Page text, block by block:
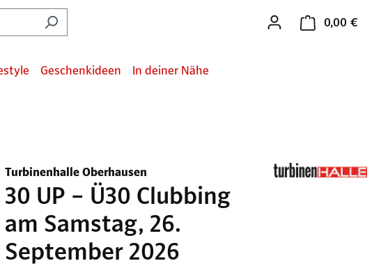
0,00 €
Geschenkideen In deiner Nähe
Turbinenhalle Oberhausen
30 UP – Ü30 Clubbing
am Samstag, 26.
September 2026